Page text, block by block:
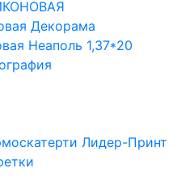
Декорама
Неаполь 1,37*20
Лидер-Принт